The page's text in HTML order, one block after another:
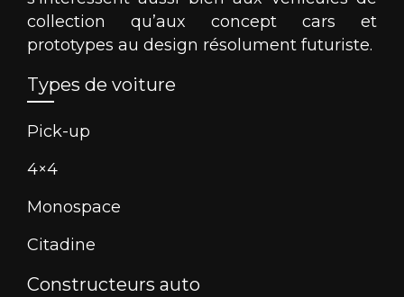
collection qu’aux concept cars et
prototypes au design résolument futuriste.
Types de voiture
Pick-up
4×4
Monospace
Citadine
Constructeurs auto